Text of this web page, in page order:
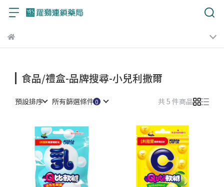
食品/禮盒-品牌搜尋-小兒利撒爾
預設排序 所有篩選條件 共 5 件商品